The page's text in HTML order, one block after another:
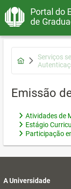
Portal do
de
Serviços
Emissão
Atividades de
Estágio
Participação
A Universidade